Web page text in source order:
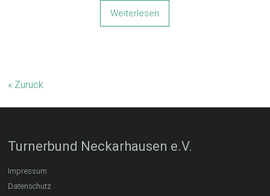
Weiterlesen
« Zurück
Turnerbund Neckarhausen e.V.
Impressum
Datenschutz